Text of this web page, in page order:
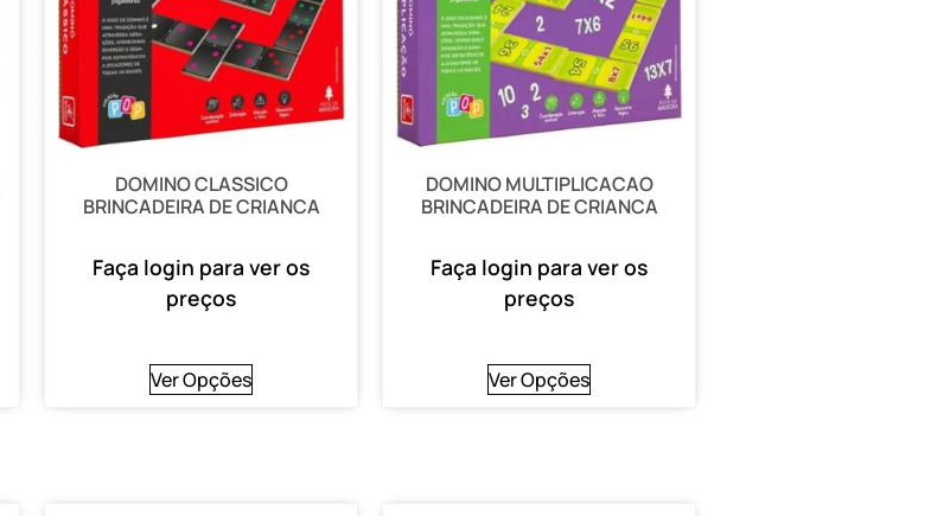
DOMINO CLASSICO
BRINCADEIRA DE CRIANCA
Faça login para ver os
preços
Ver Opções
DOMINO MULTIPLICACAO
BRINCADEIRA DE CRIANCA
Faça login para ver os
preços
Ver Opções